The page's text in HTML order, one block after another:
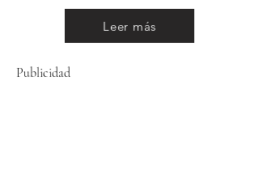
Leer más
Publicidad